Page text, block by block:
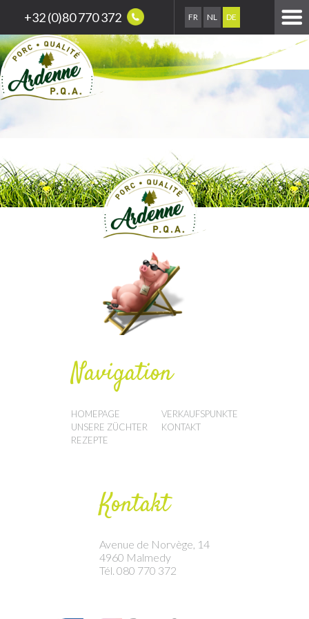
+32 (0)80 770 372 FR NL DE
Navigation
HOMEPAGE
UNSERE ZÜCHTER
REZEPTE
VERKAUFSPUNKTE
KONTAKT
Kontakt
Avenue de Norvège, 14
4960 Malmedy
Tél. 080 770 372